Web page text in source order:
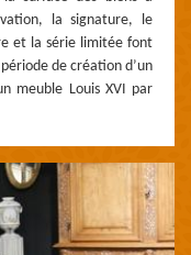
la signature, le
et la série limitée font
de création d’un
meuble Louis XVI par